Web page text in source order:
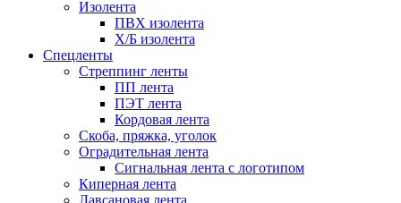
Изолента
ПВХ изолента
Х/Б изолента
Спецленты
Стреппинг ленты
ПП лента
ПЭТ лента
Кордовая лента
Скоба, пряжка, уголок
Оградительная лента
Сигнальная лента с логотипом
Киперная лента